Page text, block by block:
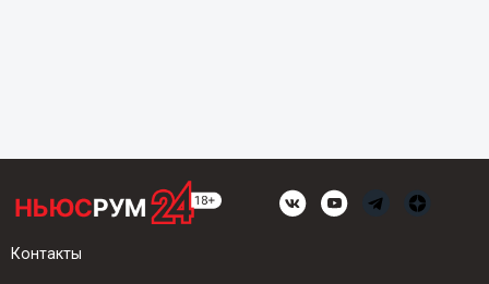
Контакты